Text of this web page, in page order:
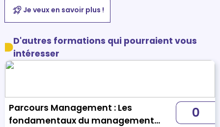
Je veux en savoir plus !
D'autres formations qui pourraient vous
intéresser
Parcours Management : Les
fondamentaux du management
0